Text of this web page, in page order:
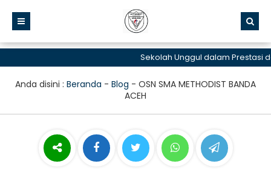
Sekolah Unggul dalam Prestasi dan
Anda disini : Beranda - Blog - OSN SMA METHODIST BANDA
ACEH